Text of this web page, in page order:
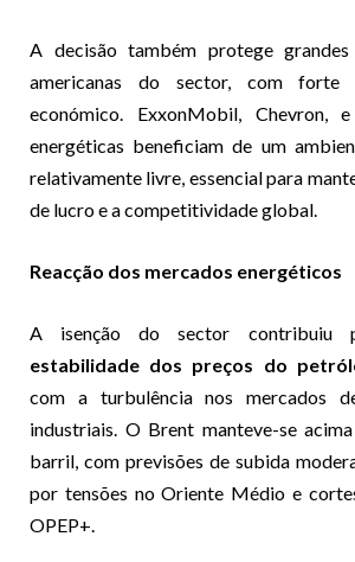
A decisão também protege grandes
americanas do sector, com
económico. ExxonMobil, Chevron,
energéticas beneficiam de um
relativamente livre, essencial para
de lucro e a competitividade global.
Reacção dos mercados energéticos
A isenção do sector contribuiu
estabilidade dos preços do
com a turbulência nos mercados
industriais. O Brent manteve-se
barril, com previsões de subida
por tensões no Oriente Médio e
OPEP+.